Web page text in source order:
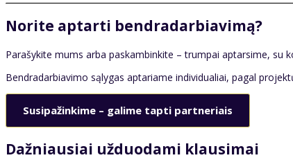
Norite aptarti bendradarbiavimą?
Parašykite mums arba paskambinkite – trumpai aptarsime, su
Bendradarbiavimo sąlygas aptariame individualiai, pagal
Susipažinkime – galime tapti partneriais
Dažniausiai užduodami klausimai